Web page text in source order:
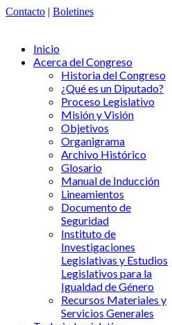
Contacto | Boletines
Inicio
Acerca del Congreso
Historia del Congreso
¿Qué es un Diputado?
Proceso Legislativo
Misión y Visión
Objetivos
Organigrama
Archivo Histórico
Glosario
Manual de Inducción
Lineamientos
Documento de
Seguridad
Instituto de
Investigaciones
Legislativas y Estudios
Legislativos para la
Igualdad de Género
Recursos Materiales y
Servicios Generales